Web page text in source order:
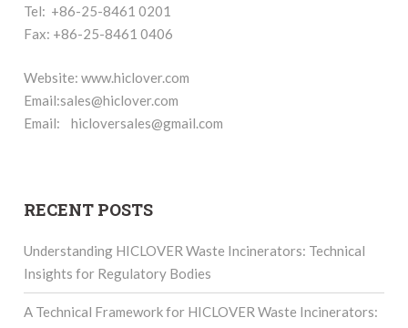
Tel: +86-25-8461 0201
Fax: +86-25-8461 0406
Website: www.hiclover.com
Email:sales@hiclover.com
Email: hicloversales@gmail.com
RECENT POSTS
Understanding HICLOVER Waste Incinerators: Technical
Insights for Regulatory Bodies
A Technical Framework for HICLOVER Waste Incinerators: